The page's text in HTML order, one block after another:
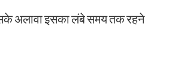
अलावा इसका लंबे समय तक रहने